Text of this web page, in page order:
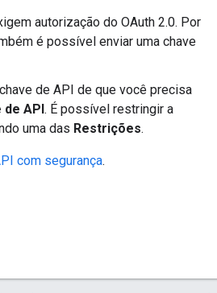
autorização do OAuth 2.0. Por
é possível enviar uma chave
de API de que você precisa
de API. É possível restringir a
uma das Restrições.
com segurança.